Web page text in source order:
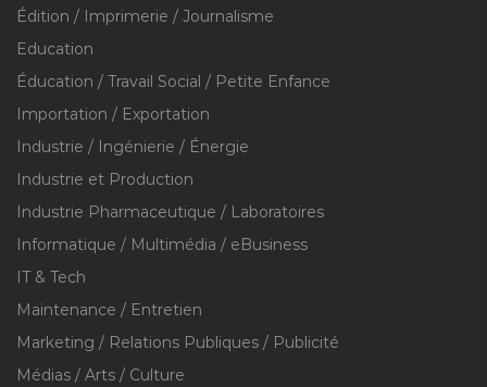
Édition / Imprimerie / Journalisme
Education
Éducation / Travail Social / Petite Enfance
Importation / Exportation
Industrie / Ingénierie / Énergie
Industrie et Production
Industrie Pharmaceutique / Laboratoires
Informatique / Multimédia / eBusiness
IT & Tech
Maintenance / Entretien
Marketing / Relations Publiques / Publicité
Médias / Arts / Culture